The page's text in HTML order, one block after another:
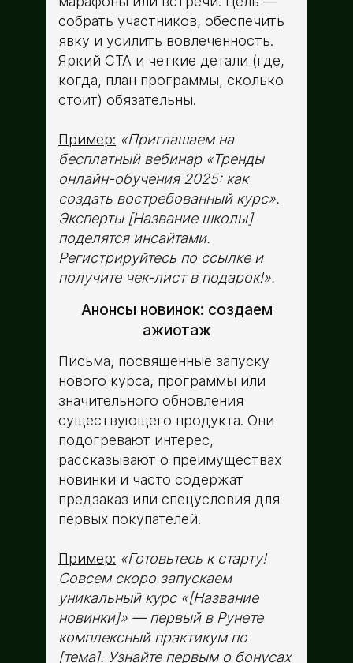
собрать участников, обеспечить
явку и усилить вовлеченность.
Яркий CTA и четкие детали (где,
когда, план программы, сколько
стоит) обязательны.
Пример: «Приглашаем на
бесплатный вебинар «Тренды
онлайн-обучения 2025: как
создать востребованный курс».
Эксперты [Название школы]
поделятся инсайтами.
Регистрируйтесь по ссылке и
получите чек-лист в подарок!».
Анонсы новинок: создаем
ажиотаж
Письма, посвященные запуску
нового курса, программы или
значительного обновления
существующего продукта. Они
подогревают интерес,
рассказывают о преимуществах
новинки и часто содержат
предзаказ или спецусловия для
первых покупателей.
Пример: «Готовьтесь к старту!
Совсем скоро запускаем
уникальный курс «[Название
новинки]» — первый в Рунете
комплексный практикум по
[тема]. Узнайте первым о бонусах